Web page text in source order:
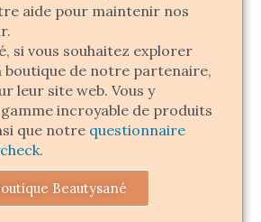
aide pour maintenir nos
si vous souhaitez explorer
de notre partenaire,
leur site web. Vous y
incroyable de produits
que notre questionnaire
.
Beautysané